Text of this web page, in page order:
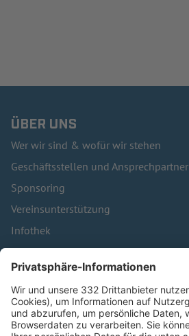
ÜBER UNS
Wer wir sind & wofür wir stehen
Geschäftsstellen und Ansprechpartner
Sponsoring
Vereinsunterstützung
Infothek
Kontakt
HÄUFIG BESUCHTE SEITEN
Pässe und Vereinswechsel